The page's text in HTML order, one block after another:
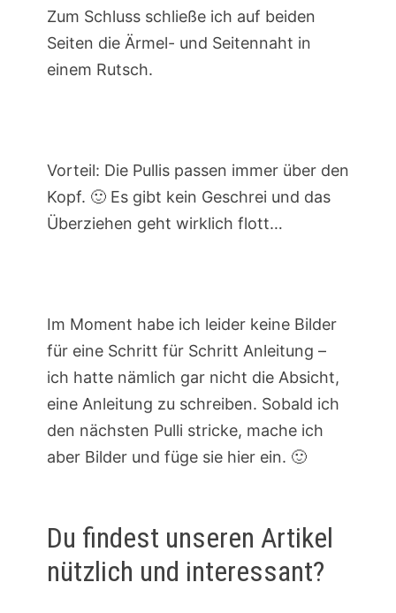
Zum Schluss schließe ich auf beiden
Seiten die Ärmel- und Seitennaht in
einem Rutsch.
Vorteil: Die Pullis passen immer über den
Kopf. 🙂 Es gibt kein Geschrei und das
Überziehen geht wirklich flott…
Im Moment habe ich leider keine Bilder
für eine Schritt für Schritt Anleitung –
ich hatte nämlich gar nicht die Absicht,
eine Anleitung zu schreiben. Sobald ich
den nächsten Pulli stricke, mache ich
aber Bilder und füge sie hier ein. 🙂
Du findest unseren Artikel
nützlich und interessant?